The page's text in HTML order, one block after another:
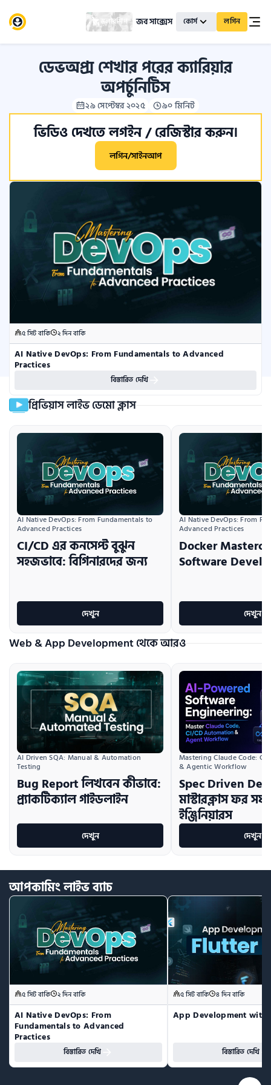
স্কলারশিপ জব সাক্সেস কোর্স লগিন
ডেভঅপ্স শেখার পরের ক্যারিয়ার
অপর্চুনিটিস
২৯ সেপ্টেম্বর ২০২৫ ৯০ মিনিট
ভিডিও দেখতে লগইন / রেজিস্টার করুন।
লগিন/সাইনআপ
৫ সিট বাকি ২ দিন বাকি
AI Native DevOps: From Fundamentals to Advanced
Practices
বিস্তারিত দেখি
প্রিভিয়াস লাইভ ডেমো ক্লাস
AI Native DevOps: From Fundamentals to
Advanced Practices
CI/CD এর কনসেপ্ট বুঝুন
সহজভাবে: বিগিনারদের জন্য
দেখুন
AI Native DevOps: From
Advanced Practices
Docker
Software
দেখুন
Web & App Development থেকে আরও
AI Driven SQA: Manual & Automation
Testing
Bug Report লিখবেন কীভাবে:
প্র্যাকটিক্যাল গাইডলাইন
দেখুন
Mastering Claude Code:
& Agentic Workflow
Spec Driven
মাস্টারক্লাস ফর
ইঞ্জিনিয়ারস
দেখুন
আপকামিংলাইভব্যাচ
৫ সিট বাকি ২ দিন বাকি
AI Native DevOps: From
Fundamentals to Advanced
Practices
বিস্তারিত দেখি
৫ সিট বাকি ৪ দিন বাকি
App Development with
বিস্তারিত দেখি